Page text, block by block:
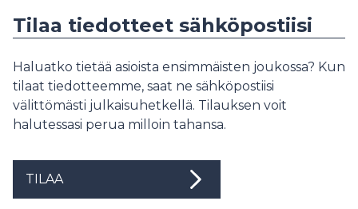
Tilaa tiedotteet sähköpostiisi
Haluatko tietää asioista ensimmäisten joukossa? Kun
tilaat tiedotteemme, saat ne sähköpostiisi
välittömästi julkaisuhetkellä. Tilauksen voit
halutessasi perua milloin tahansa.
TILAA